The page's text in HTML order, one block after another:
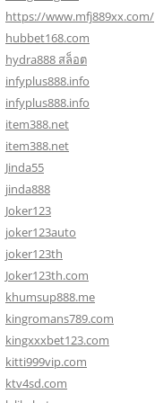
https://www.mfj889xx.com/
hubbet168.com
hydra888 สล็อต
infyplus888.info
infyplus888.info
item388.net
item388.net
Jinda55
jinda888
Joker123
joker123auto
joker123th
Joker123th.com
khumsup888.me
kingromans789.com
kingxxxbet123.com
kitti999vip.com
ktv4sd.com